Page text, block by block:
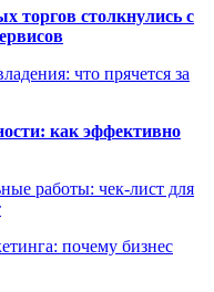
торгов столкнулись с
что прячется за
как эффективно
работы: чек-лист для
почему бизнес